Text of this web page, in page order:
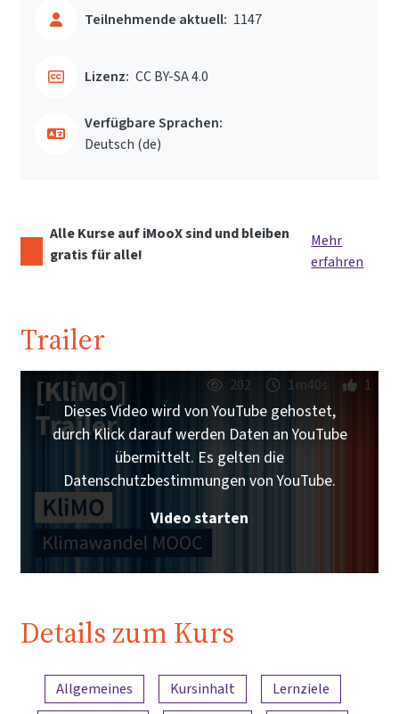
Teilnehmende aktuell: 1147
Lizenz: CC BY-SA 4.0
Verfügbare Sprachen:
Deutsch ‎(de)‎
Alle Kurse auf iMooX sind und bleiben
gratis für alle!
Mehr
erfahren
Trailer
[KliMO]
Trailer
202 1m40s 1
Dieses Video wird von YouTube gehostet,
durch Klick darauf werden Daten an YouTube
übermittelt. Es gelten die
Datenschutzbestimmungen von YouTube.
Video starten
Details zum Kurs
Inhaltsübersicht
Allgemeines Kursinhalt
Lernziele